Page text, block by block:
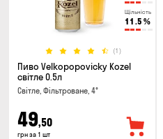
Щільність
11.5 %
(1)
Пиво Velkopopovicky Kozel
світле 0.5л
Світле, Фільтроване, 4°
49,50
грн за 1 шт